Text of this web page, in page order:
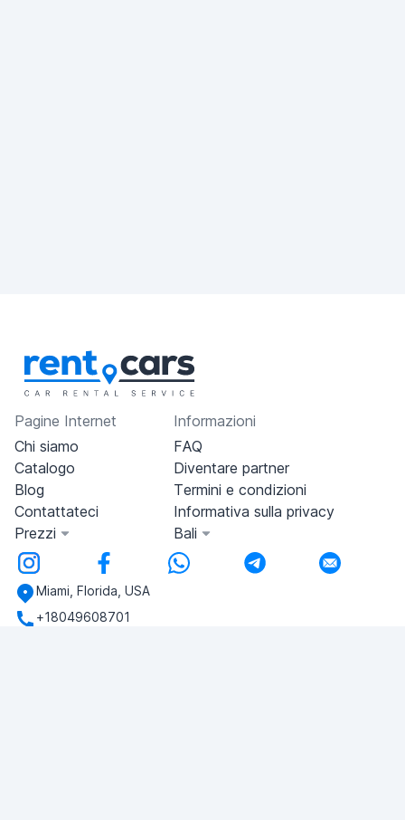
Pagine Internet
Chi siamo
Catalogo
Blog
Contattateci
Prezzi
Informazioni
FAQ
Diventare partner
Termini e condizioni
Informativa sulla privacy
Bali
Miami, Florida, USA
+18049608701